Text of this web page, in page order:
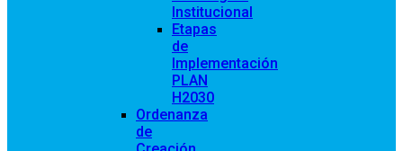
Institucional
Etapas
de
Implementación
PLAN
H2030
Ordenanza
de